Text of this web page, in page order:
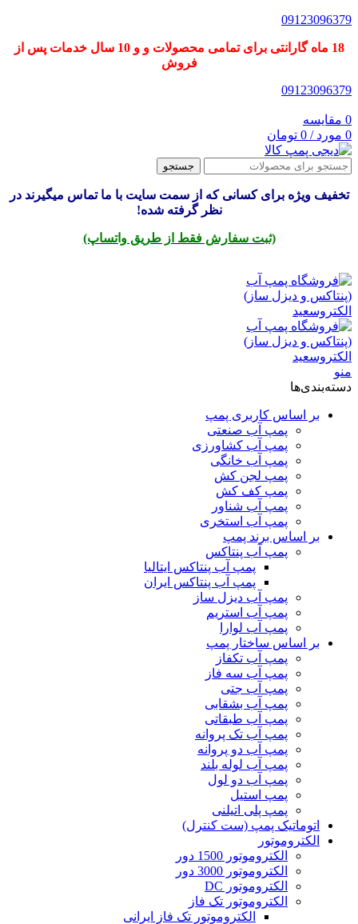
09123096379
18 ماه گارانتی برای تمامی محصولات و و 10 سال خدمات پس از
فروش
09123096379
0 مقایسه
0 مورد /
0 تومان
جستجو
تخفیف ویژه برای کسانی که از سمت سایت با ما تماس میگیرند در
نظر گرفته شده!
(ثبت سفارش فقط از طریق واتساپ)
منو
دسته‌بندی‌ها
بر اساس کاربری پمپ
پمپ آب صنعتی
پمپ آب کشاورزی
پمپ آب خانگی
پمپ لجن کش
پمپ کف کش
پمپ آب شناور
پمپ آب استخری
بر اساس برند پمپ
پمپ آب پنتاکس
پمپ آب پنتاکس ایتالیا
پمپ آب پنتاکس ایران
پمپ آب دیزل ساز
پمپ آب استریم
پمپ آب لوارا
بر اساس ساختار پمپ
پمپ آب تکفاز
پمپ آب سه فاز
پمپ آب جتی
پمپ آب بشقابی
پمپ آب طبقاتی
پمپ آب تک پروانه
پمپ آب دو پروانه
پمپ آب لوله بلند
پمپ آب دو لول
پمپ استیل
پمپ پلی اتیلنی
اتوماتیک پمپ (ست کنترل)
الکتروموتور
الکتروموتور 1500 دور
الکتروموتور 3000 دور
الکتروموتور DC
الکتروموتور تک فاز
الکتروموتور تک فاز ایرانی